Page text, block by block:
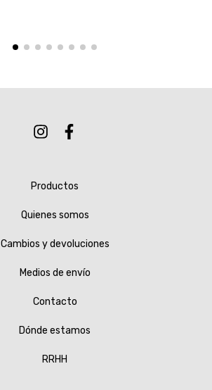
Productos
Quienes somos
Cambios y devoluciones
Medios de envío
Contacto
Dónde estamos
RRHH